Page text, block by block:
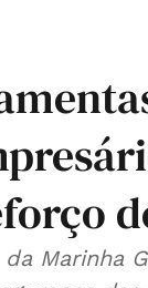
da Marinha